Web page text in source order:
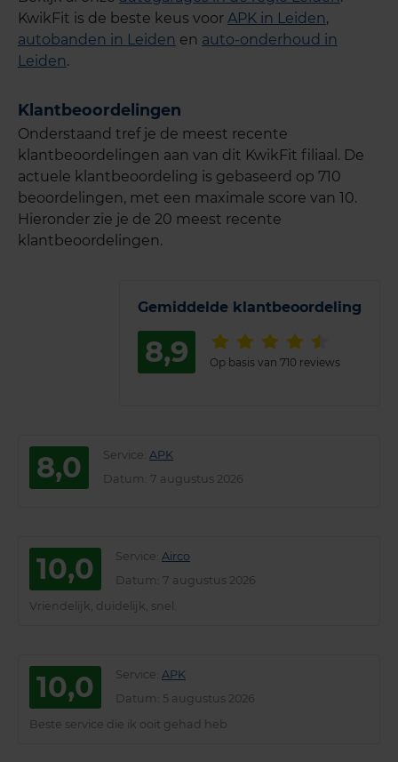
KwikFit is de beste keus voor APK in Leiden,
autobanden in Leiden en auto-onderhoud in
Leiden.
Klantbeoordelingen
Onderstaand tref je de meest recente
klantbeoordelingen aan van dit KwikFit filiaal. De
actuele klantbeoordeling is gebaseerd op 710
beoordelingen, met een maximale score van 10.
Hieronder zie je de 20 meest recente
klantbeoordelingen.
Gemiddelde klantbeoordeling
8,9 Op basis van 710 reviews
8,0 Service APK
Datum : 7 augustus 2026
10,0 Service Airco
Datum : 7 augustus 2026
Vriendelijk, duidelijk, snel.
10,0 Service APK
Datum : 5 augustus 2026
Beste service die ik ooit gehad heb